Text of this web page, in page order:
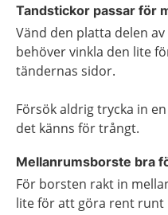
Tandstickor passar för
Vänd den platta delen
behöver vinkla den lite
tändernas sidor.
Försök aldrig trycka in
det känns för trångt.
Mellanrumsborste bra
För borsten rakt in
lite för att göra rent runt